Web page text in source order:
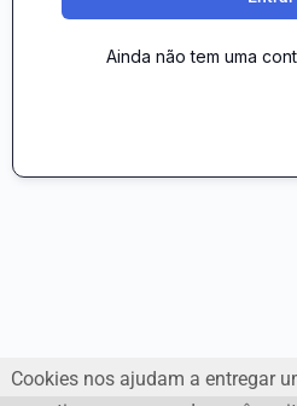
Ainda não tem uma
Cookies nos ajudam a entregar